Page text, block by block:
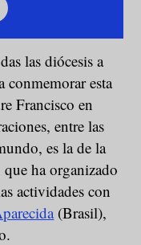
las diócesis a
conmemorar esta
Francisco en
entre las
es la de la
ha organizado
actividades con
(Brasil),